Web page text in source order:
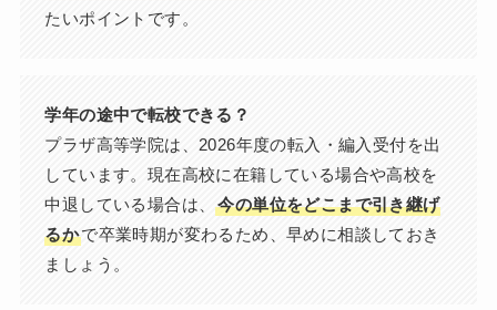
たいポイントです。
学年の途中で転校できる？
プラザ高等学院は、2026年度の転入・編入受付を出
しています。現在高校に在籍している場合や高校を
中退している場合は、今の単位をどこまで引き継げ
るかで卒業時期が変わるため、早めに相談しておき
ましょう。